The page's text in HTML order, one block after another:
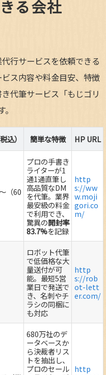
る会社
行サービスを依頼できる
ス内容や料金目安、特徴
代筆サービス「もじゴリ
込） 簡単な特徴 HP URL
（60
プロの手書き
ライターが1
通1通直筆し
高品質なDM
を代筆。業界
最安級の料金
で利用でき、
驚異の開封率
83.7%を記録
http
s://ww
w.moji
gori.co
m/
ロボット代筆
で低価格な大
量送付が可
能。最短5営
業日で発送で
き、名刺やチ
ラシの同梱に
も対応
http
s://rob
ot-lett
er.com/
680万社のデ
ータベースか
ら決裁者リス
トを抽出し、
プロのセール http